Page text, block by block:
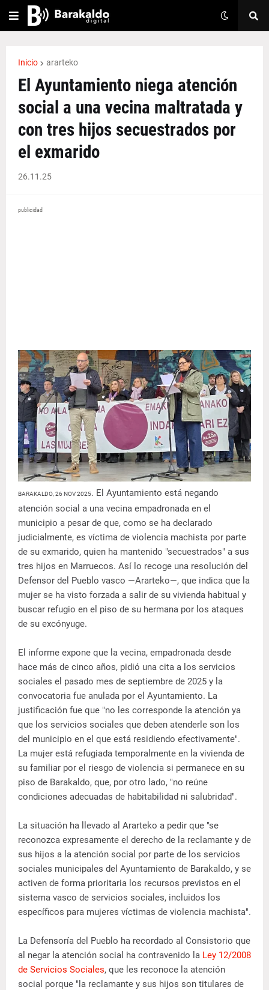
Inicio ararteko
El Ayuntamiento niega atención
social a una vecina maltratada y
con tres hijos secuestrados por
el exmarido
26.11.25
publicidad
BARAKALDO, 26 NOV 2025. El Ayuntamiento está negando
atención social a una vecina empadronada en el
municipio a pesar de que, como se ha declarado
judicialmente, es víctima de violencia machista por parte
de su exmarido, quien ha mantenido "secuestrados" a sus
tres hijos en Marruecos. Así lo recoge una resolución del
Defensor del Pueblo vasco —Ararteko—, que indica que la
mujer se ha visto forzada a salir de su vivienda habitual y
buscar refugio en el piso de su hermana por los ataques
de su excónyuge.
El informe expone que la vecina, empadronada desde
hace más de cinco años, pidió una cita a los servicios
sociales el pasado mes de septiembre de 2025 y la
convocatoria fue anulada por el Ayuntamiento. La
justificación fue que "no les corresponde la atención ya
que los servicios sociales que deben atenderle son los
del municipio en el que está residiendo efectivamente".
La mujer está refugiada temporalmente en la vivienda de
su familiar por el riesgo de violencia si permanece en su
piso de Barakaldo, que, por otro lado, "no reúne
condiciones adecuadas de habitabilidad ni salubridad".
La situación ha llevado al Ararteko a pedir que "se
reconozca expresamente el derecho de la reclamante y de
sus hijos a la atención social por parte de los servicios
sociales municipales del Ayuntamiento de Barakaldo, y se
activen de forma prioritaria los recursos previstos en el
sistema vasco de servicios sociales, incluidos los
específicos para mujeres víctimas de violencia machista".
La Defensoría del Pueblo ha recordado al Consistorio que
al negar la atención social ha contravenido la Ley 12/2008
de Servicios Sociales, que les reconoce la atención
social porque "la reclamante y sus hijos son titulares de